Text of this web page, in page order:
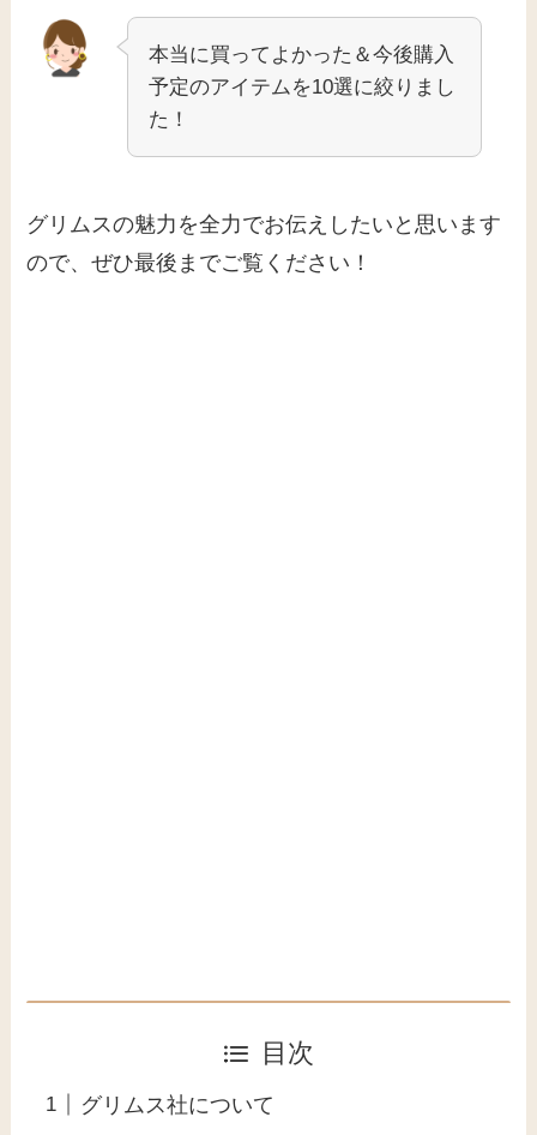
本当に買ってよかった＆今後購入
予定のアイテムを10選に絞りまし
た！
グリムスの魅力を全力でお伝えしたいと思います
ので、ぜひ最後までご覧ください！
目次
グリムス社について